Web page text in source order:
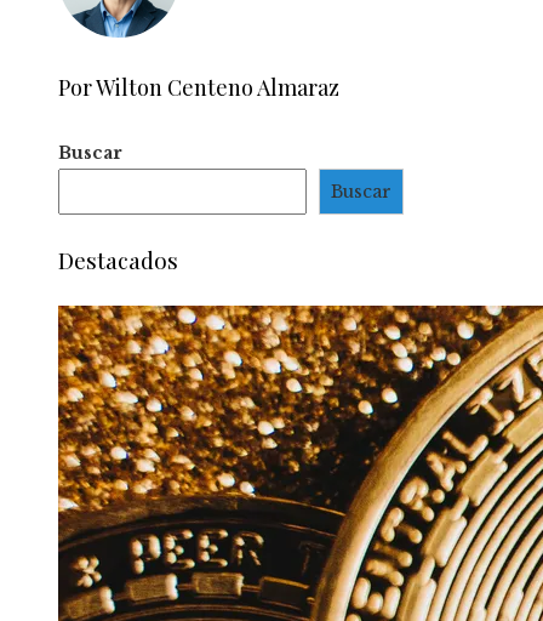
Por Wilton Centeno Almaraz
Buscar
Buscar
Destacados